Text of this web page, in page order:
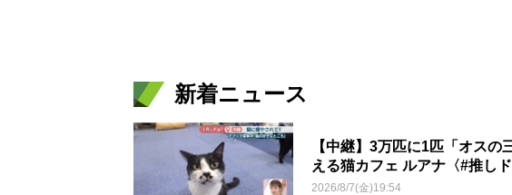
新着ニュース
【中継】3万匹に1匹「オス
える猫カフェ ルアナ〈#推しド
2026/8/7(金)19:54